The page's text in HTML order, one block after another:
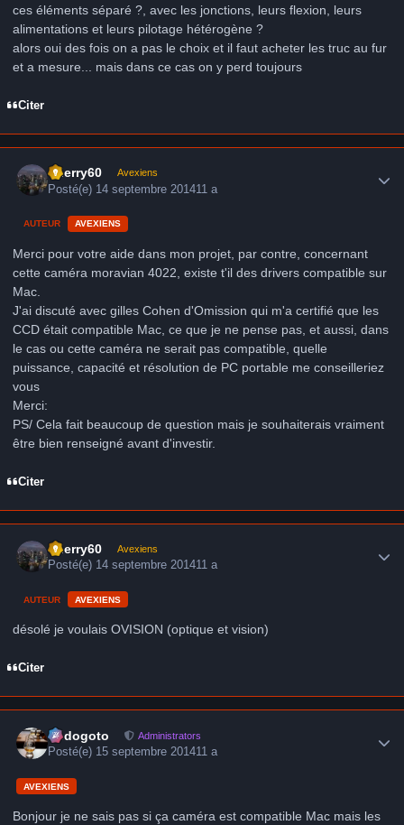
ces éléments séparé ?, avec les jonctions, leurs flexion, leurs
alimentations et leurs pilotage hétérogène ?
alors oui des fois on a pas le choix et il faut acheter les truc au fur
et a mesure... mais dans ce cas on y perd toujours
Citer
thierry60 Avexiens
Posté(e) 14 septembre 201411 a
AUTEUR AVEXIENS
Merci pour votre aide dans mon projet, par contre, concernant
cette caméra moravian 4022, existe t'il des drivers compatible sur
Mac.
J'ai discuté avec gilles Cohen d'Omission qui m'a certifié que les
CCD était compatible Mac, ce que je ne pense pas, et aussi, dans
le cas ou cette caméra ne serait pas compatible, quelle
puissance, capacité et résolution de PC portable me conseilleriez
vous
Merci:
PS/ Cela fait beaucoup de question mais je souhaiterais vraiment
être bien renseigné avant d'investir.
Citer
thierry60 Avexiens
Posté(e) 14 septembre 201411 a
AUTEUR AVEXIENS
désolé je voulais OVISION (optique et vision)
Citer
frédogoto Administrators
Posté(e) 15 septembre 201411 a
AVEXIENS
Bonjour je ne sais pas si ça caméra est compatible Mac mais les